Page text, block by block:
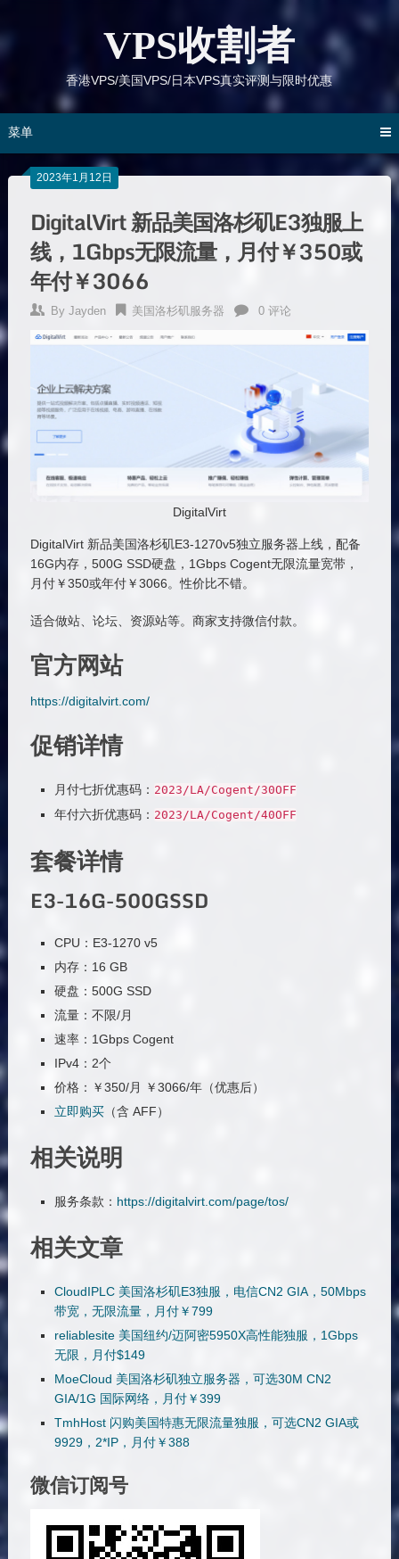
VPS收割者
香港VPS/美国VPS/日本VPS真实评测与限时优惠
菜单
2023年1月12日
DigitalVirt 新品美国洛杉矶E3独服上
线，1Gbps无限流量，月付￥350或
年付￥3066
By Jayden 美国洛杉矶服务器 0 评论
DigitalVirt
DigitalVirt 新品美国洛杉矶E3-1270v5独立服务器上线，配备
16G内存，500G SSD硬盘，1Gbps Cogent无限流量宽带，
月付￥350或年付￥3066。性价比不错。
适合做站、论坛、资源站等。商家支持微信付款。
官方网站
https://digitalvirt.com/
促销详情
月付七折优惠码： 2023/LA/Cogent/30OFF
年付六折优惠码： 2023/LA/Cogent/40OFF
套餐详情
E3-16G-500GSSD
CPU：E3-1270 v5
内存：16 GB
硬盘：500G SSD
流量：不限/月
速率：1Gbps Cogent
IPv4：2个
价格：￥350/月 ￥3066/年（优惠后）
立即购买（含 AFF）
相关说明
服务条款： https://digitalvirt.com/page/tos/
相关文章
CloudIPLC 美国洛杉矶E3独服，电信CN2 GIA，50Mbps
带宽，无限流量，月付￥799
reliablesite 美国纽约/迈阿密5950X高性能独服，1Gbps
无限，月付$149
MoeCloud 美国洛杉矶独立服务器，可选30M CN2
GIA/1G 国际网络，月付￥399
TmhHost 闪购美国特惠无限流量独服，可选CN2 GIA或
9929，2*IP，月付￥388
微信订阅号